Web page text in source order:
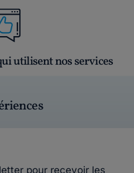
utilisent nos services
pour recevoir les